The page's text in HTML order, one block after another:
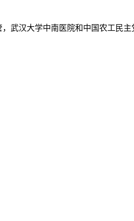
武汉大学中南医院和中国农工民